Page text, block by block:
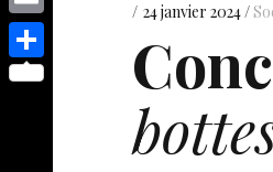
24 janvier 2024
p
e
s
d
I
e
n
y
p
e
o
p
E
m
S